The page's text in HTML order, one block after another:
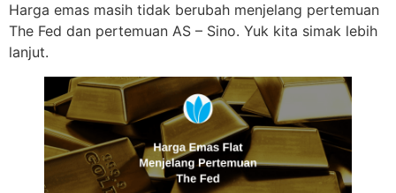
Harga emas masih tidak berubah menjelang pertemuan
The Fed dan pertemuan AS – Sino. Yuk kita simak lebih
lanjut.